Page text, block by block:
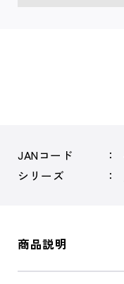
JANコード
シリーズ
商品説明